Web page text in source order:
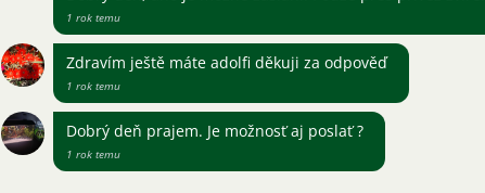
1 rok temu
Zdravím ještě máte adolfi děkuji za odpověď
1 rok temu
Dobrý deň prajem. Je možnosť aj poslať ?
1 rok temu